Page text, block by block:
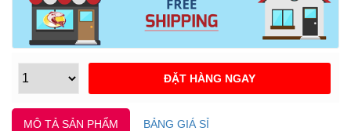
MÔ TẢ SẢN PHẨM BẢNG GIÁ SỈ